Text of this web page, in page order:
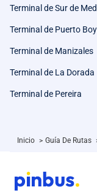
Terminal de Sur de
Terminal de Puerto
Terminal de Manizales
Terminal de La Dorada
Terminal de Pereira
Inicio > Guía De Rutas